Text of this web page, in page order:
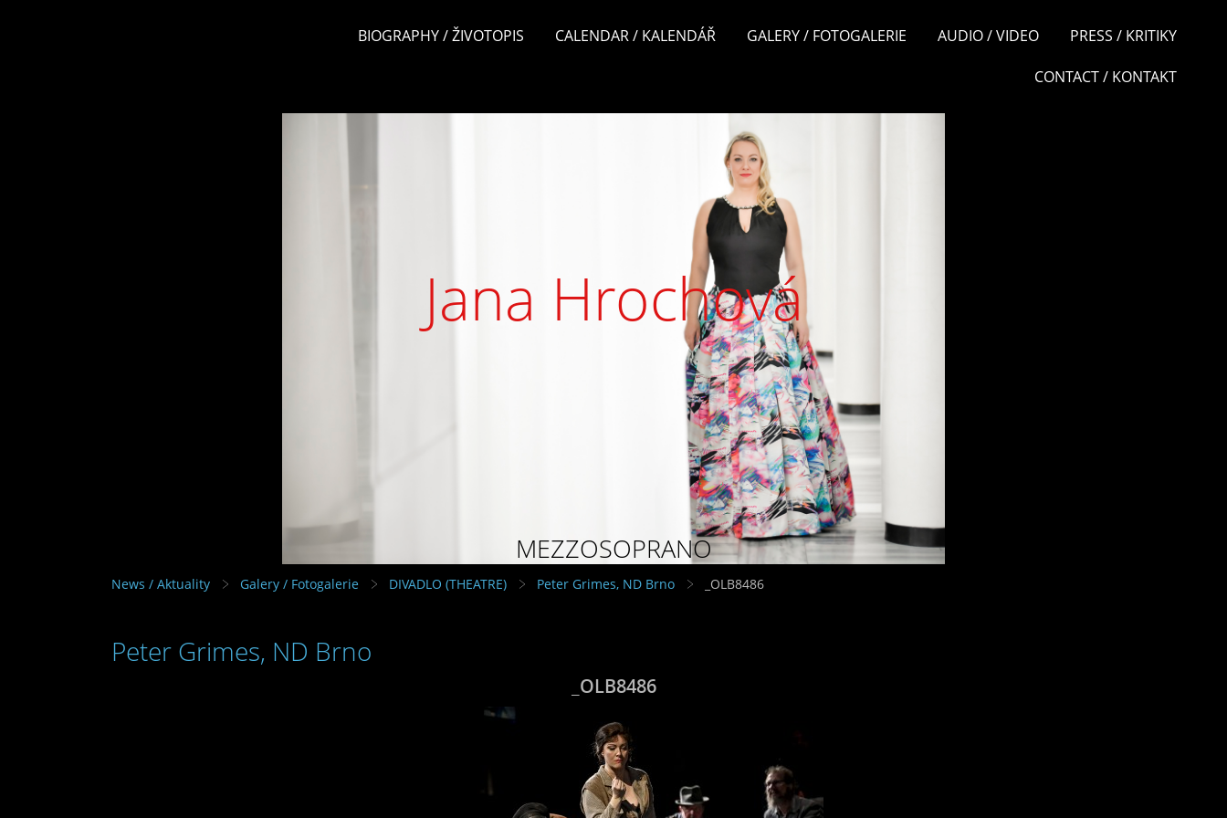
BIOGRAPHY / ŽIVOTOPIS CALENDAR / KALENDÁŘ GALERY / FOTOGALERIE AUDIO / VIDEO PRESS / KRITIKY
CONTACT / KONTAKT
Jana Hrochová
MEZZOSOPRANO
News / Aktuality Galery / Fotogalerie DIVADLO (THEATRE) Peter Grimes, ND Brno _OLB8486
Peter Grimes, ND Brno
_OLB8486